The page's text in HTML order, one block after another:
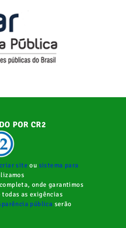
POR CR2
criar site ou sistema para
completa, onde garantimos
as exigências
pública serão